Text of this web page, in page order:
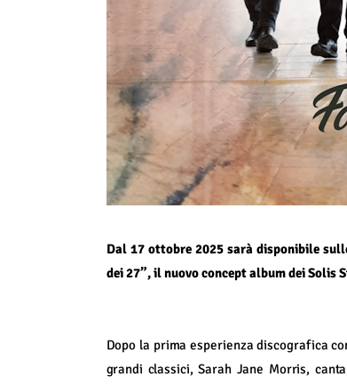
Dal 17 ottobre 2025 sarà disponibile
dei 27”, il nuovo concept album dei Solis
Dopo la prima esperienza discografica
grandi classici, Sarah Jane Morris,